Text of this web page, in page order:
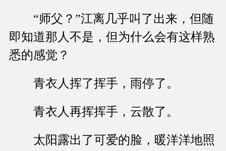
“师父？”江离几乎叫了出来，但随
即知道那人不是，但为什么会有这样熟
悉的感觉？
青衣人挥了挥手，雨停了。
青衣人再挥挥手，云散了。
太阳露出了可爱的脸，暖洋洋地照